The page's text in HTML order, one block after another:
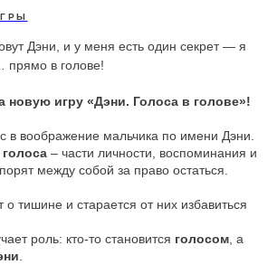
Дэни, и у меня есть один секрет — я
прямо в голове!
новую игру «Дэни. Голоса в голове»!
в воображение мальчика по имени Дэни.
голоса – части личности, воспоминания и
между собой за право остаться.
о тишине и старается от них избавиться
роль: кто-то становится голосом , а